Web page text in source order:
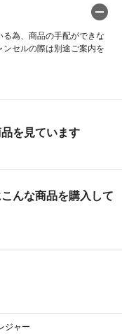
為、商品の手配ができな
セルの際は別途ご案内を
を見ています
んな商品を購入して
ジャー